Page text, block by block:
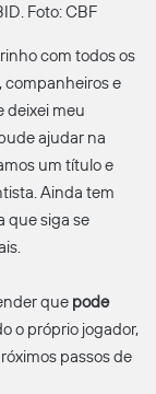
Foto: CBF
com todos os
companheiros e
deixei meu
ajudar na
um título e
Ainda tem
que siga se
que pode
o próprio jogador,
passos de